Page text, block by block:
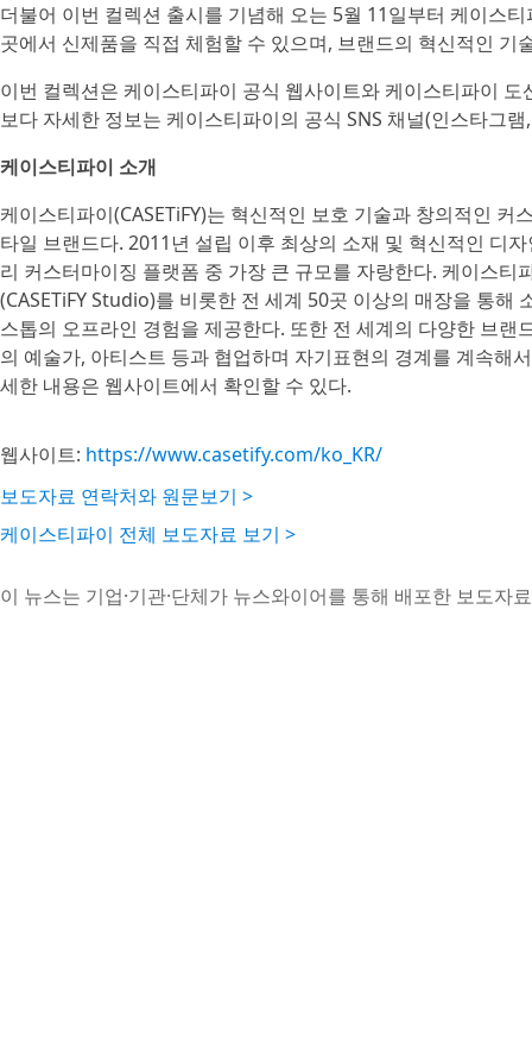
더불어 이번 컬렉션 출시를 기념해 오는 5월 11일부터 케이스
곳에서 신제품을 직접 체험할 수 있으며, 브랜드의 혁신적인
이번 컬렉션은 케이스티파이 공식 웹사이트와 케이스티파이
보다 자세한 정보는 케이스티파이의 공식 SNS 채널(인스타그
케이스티파이 소개
케이스티파이(CASETiFY)는 혁신적인 보호 기술과 창의적인
타일 브랜드다. 2011년 설립 이후 최상의 소재 및 혁신적인 디
리 커스터마이징 플랫폼 중 가장 큰 규모를 자랑한다. 케이스
(CASETiFY Studio)를 비롯한 전 세계 50곳 이상의 매장을 통
스톱의 오프라인 경험을 제공한다. 또한 전 세계의 다양한 브
의 예술가, 아티스트 등과 협업하며 자기표현의 경계를 계속해
세한 내용은 웹사이트에서 확인할 수 있다.
웹사이트: https://www.casetify.com/ko_KR/
보도자료 연락처와 원문보기 >
케이스티파이 전체 보도자료 보기 >
이 뉴스는 기업·기관·단체가 뉴스와이어를 통해 배포한 보도자